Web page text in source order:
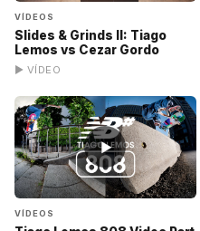
VÍDEOS
Slides & Grinds II: Tiago
Lemos vs Cezar Gordo
▶ VÍDEO
▶
VÍDEOS